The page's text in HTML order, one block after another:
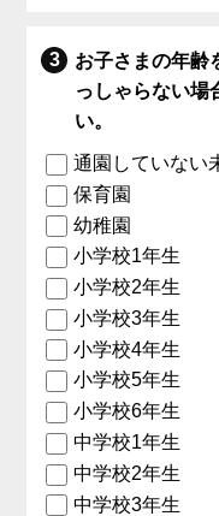
お子さまの年齢
っしゃらない場
い。
通園していない
保育園
幼稚園
小学校1年生
小学校2年生
小学校3年生
小学校4年生
小学校5年生
小学校6年生
中学校1年生
中学校2年生
中学校3年生